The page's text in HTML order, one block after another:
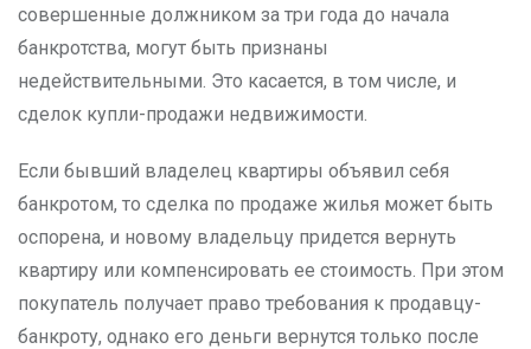
совершенные должником за три года до начала
банкротства, могут быть признаны
недействительными. Это касается, в том числе, и
сделок купли-продажи недвижимости.
Если бывший владелец квартиры объявил себя
банкротом, то сделка по продаже жилья может быть
оспорена, и новому владельцу придется вернуть
квартиру или компенсировать ее стоимость. При этом
покупатель получает право требования к продавцу-
банкроту, однако его деньги вернутся только после